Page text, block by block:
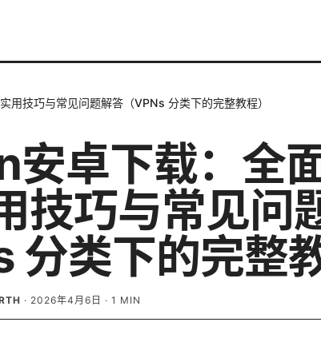
用技巧与常见问题解答（VPNs 分类下的完整教程）
安卓下载：全
技巧与常见问
分类下的完整
· 2026年4月6日 · 1 MIN